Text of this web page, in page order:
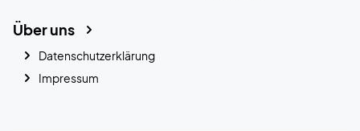
Über uns
Datenschutzerklärung
Impressum